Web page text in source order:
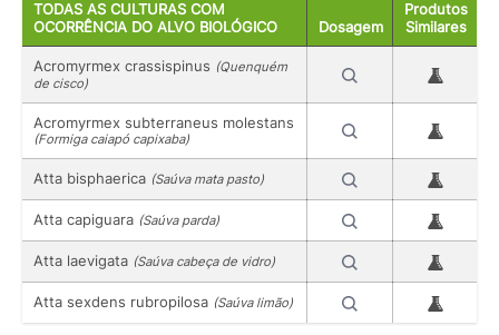
TODAS AS CULTURAS COM
OCORRÊNCIA DO ALVO BIOLÓGICO
Dosagem
Produtos
Similares
Acromyrmex crassispinus (Quenquém
de cisco)
Acromyrmex subterraneus molestans
(Formiga caiapó capixaba)
Atta bisphaerica (Saúva mata pasto)
Atta capiguara (Saúva parda)
Atta laevigata (Saúva cabeça de vidro)
Atta sexdens rubropilosa (Saúva limão)